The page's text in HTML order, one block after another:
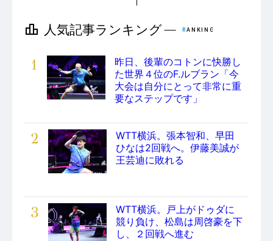
1
昨日、後輩のコトンに快勝し
た世界４位のF.ルブラン「今
大会は自分にとって非常に重
要なステップです」
2
WTT横浜。張本智和、早田
ひなは2回戦へ。伊藤美誠が
王芸迪に敗れる
3
WTT横浜。戸上がドゥダに
競り負け、松島は周啓豪を下
し、２回戦へ進む